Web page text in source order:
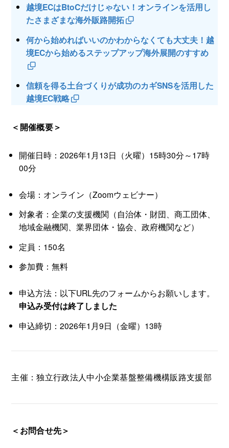
越境ECはBtoCだけじゃない！オンラインを活用し
たさまざまな海外販路開拓
何から始めればいいのかわからなくても大丈夫！越
境ECから始めるステップアップ海外展開のすすめ
信頼を得る土台づくりが成功のカギSNSを活用した
越境EC戦略
＜開催概要＞
開催日時：2026年1月13日（火曜）15時30分～17時
00分
会場：オンライン（Zoomウェビナー）
対象者：企業の支援機関（自治体・財団、商工団体、
地域金融機関、業界団体・協会、政府機関など）
定員：150名
参加費：無料
申込方法：以下URL先のフォームからお願いします。
申込み受付は終了しました
申込締切：2026年1月9日（金曜）13時
主催：独立行政法人中小企業基盤整備機構販路支援部
＜お問合せ先＞